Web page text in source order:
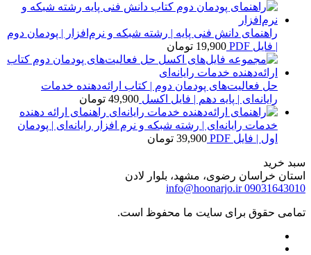
راهنمای دانش فنی پایه | رشته شبکه و نرم‌افزار | پودمان دوم
| فایل PDF
19,900 تومان
حل فعالیت‌های پودمان دوم | کتاب ارائه‌دهنده خدمات
رایانه‌ای | پایه دهم | فایل اکسل 49,900 تومان
راهنمای ارائه دهنده
خدمات رایانه‌ای | رشته شبکه و نرم افزار رایانه‌ای | پودمان
اول | فایل PDF
39,900 تومان
سبد خرید
استان خراسان رضوی، مشهد، بلوار لادن
09031643010
info@hoonarjo.ir
تمامی حقوق برای سایت ما محفوظ است.